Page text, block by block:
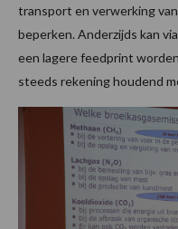
transport en verwerking
beperken. Anderzijds kan
een lagere feedprint
steeds rekening houdend